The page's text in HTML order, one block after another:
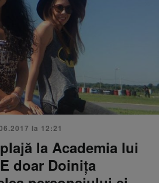
la 12:21
la Academia lui
doar Doinița